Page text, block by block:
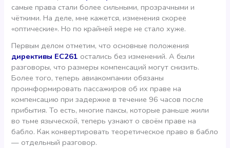
самые права стали более сильными, прозрачными и
чёткими. На деле, мне кажется, изменения скорее
«оптические». Но по крайней мере не стало хуже.
Первым делом отметим, что основные положения
директивы EC261 остались без изменений. А были
разговоры, что размеры компенсаций могут снизить.
Более того, теперь авиакомпании обязаны
проинформировать пассажиров об их праве на
компенсацию при задержке в течение 96 часов после
прибытия. То есть, многие паксы, которые раньше жили
во тьме языческой, теперь узнают о своём праве на
бабло. Как конвертировать теоретическое право в бабло
— отдельный разговор.